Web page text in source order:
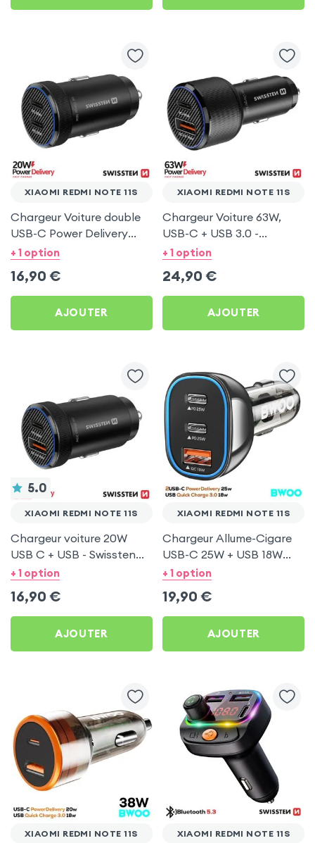
XIAOMI REDMI NOTE 11S
Chargeur Voiture double
USB-C Power Delivery
20W - Swissten pour
+ 1 option
16,90 €
AJOUTER
XIAOMI REDMI NOTE 11S
Chargeur Voiture 63W,
USB-C + USB 3.0 -
Swissten pour Xiaomi
+ 1 option
24,90 €
AJOUTER
5.0
XIAOMI REDMI NOTE 11S
Chargeur voiture 20W
USB C + USB - Swissten
pour Xiaomi Redmi Note
+ 1 option
16,90 €
AJOUTER
XIAOMI REDMI NOTE 11S
Chargeur Allume-Cigare
USB-C 25W + USB 18W
Bwoo pour Xiaomi Redmi
+ 1 option
19,90 €
AJOUTER
XIAOMI REDMI NOTE 11S XIAOMI REDMI NOTE 11S